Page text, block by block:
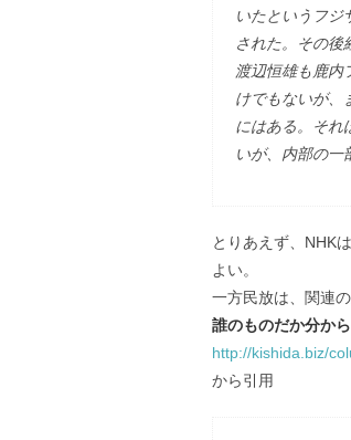
いたというフジ
された。その後
渡辺恒雄も鹿内
けでもないが、
にはある。それ
いが、内部の一
とりあえず、NHK
よい。
一方民放は、関連
誰のものだか分か
http://kishida.biz/
から引用